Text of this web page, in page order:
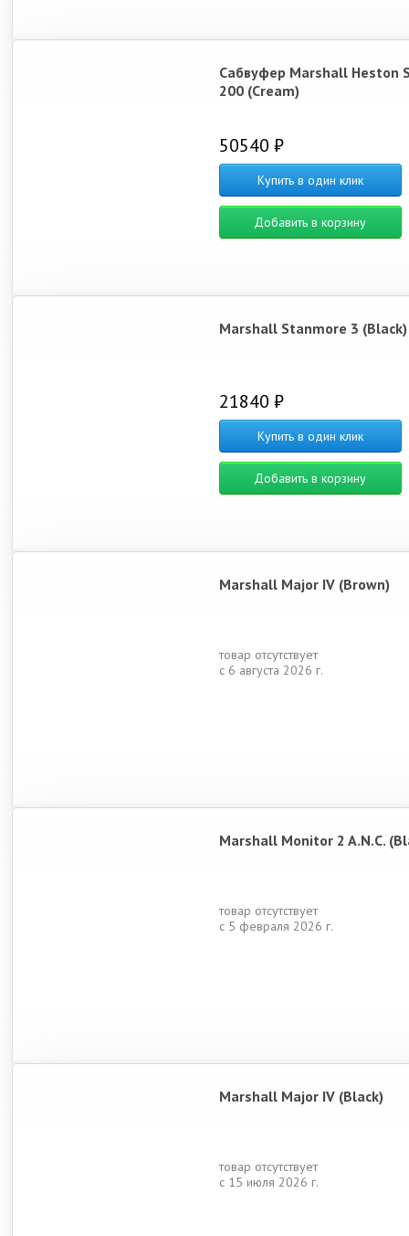
Сабвуфер Marshall Heston
200 (Cream)
50540 ₽
Купить в один клик
Добавить в корзину
Marshall Stanmore 3 (Black)
21840 ₽
Купить в один клик
Добавить в корзину
Marshall Major IV (Brown)
товар отсутствует
с 6 августа 2026 г.
Marshall Monitor 2 A.N.C.
товар отсутствует
с 5 февраля 2026 г.
Marshall Major IV (Black)
товар отсутствует
с 15 июля 2026 г.